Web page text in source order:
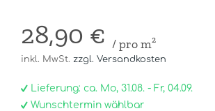
28,90 € / pro m²
inkl. MwSt. zzgl. Versandkosten
Lieferung: ca. Mo, 31.08. - Fr, 04.09.
Wunschtermin wählbar